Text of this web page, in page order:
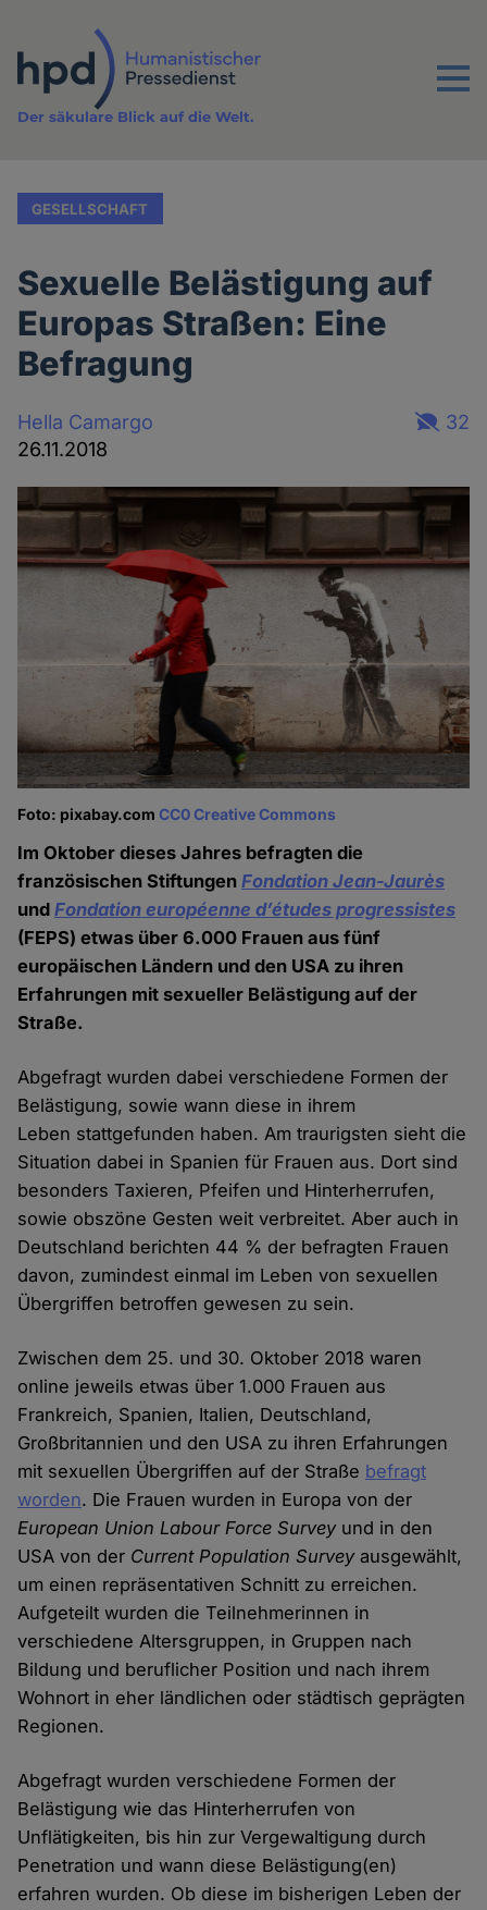
Inhalt
Menu
Der säkulare Blick auf die Welt.
GESELLSCHAFT
Sexuelle Belästigung auf
Europas Straßen: Eine
Befragung
Hella Camargo
26.11.2018
32
Foto: pixabay.comCC0 Creative Commons
Im Oktober dieses Jahres befragten die
französischen StiftungenFondation Jean-Jaurès
undFondation européenne d’études progressistes
(FEPS) etwas über 6.000 Frauen aus fünf
europäischen Ländern und den USA zu ihren
Erfahrungen mit sexueller Belästigung auf der
Straße.
Abgefragt wurden dabei verschiedene Formen der
Belästigung, sowie wann diese in ihrem
Leben stattgefunden haben. Am traurigsten sieht die
Situation dabei in Spanien für Frauen aus. Dort sind
besonders Taxieren, Pfeifen und Hinterherrufen,
sowie obszöne Gesten weit verbreitet. Aber auch in
Deutschland berichten 44 % der befragten Frauen
davon, zumindest einmal im Leben von sexuellen
Übergriffen betroffen gewesen zu sein.
Zwischen dem 25. und 30. Oktober 2018 waren
online jeweils etwas über 1.000 Frauen aus
Frankreich, Spanien, Italien, Deutschland,
Großbritannien und den USA zu ihren Erfahrungen
mit sexuellen Übergriffen auf der Straße befragt
worden. Die Frauen wurden in Europa von der
European Union Labour Force Surveyund in den
USA von der Current Population Surveyausgewählt,
um einen repräsentativen Schnitt zu erreichen.
Aufgeteilt wurden die Teilnehmerinnen in
verschiedene Altersgruppen, in Gruppen nach
Bildung und beruflicher Position und nach ihrem
Wohnort in eher ländlichen oder städtisch geprägten
Regionen.
Abgefragt wurden verschiedene Formen der
Belästigung wie das Hinterherrufen von
Unflätigkeiten, bis hin zur Vergewaltigung durch
Penetration und wann diese Belästigung(en)
erfahren wurden. Ob diese im bisherigen Leben der